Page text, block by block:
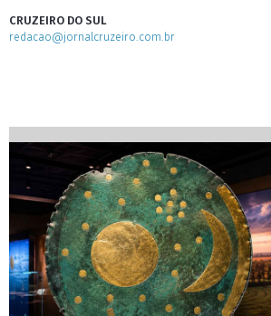
CRUZEIRO DO SUL
redacao@jornalcruzeiro.com.br